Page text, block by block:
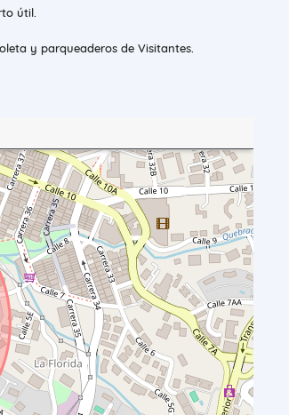
útil.
y parqueaderos de Visitantes.